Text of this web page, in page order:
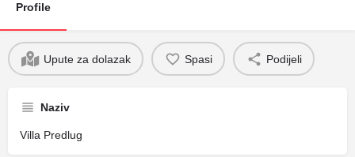
Profile
Upute za dolazak Spasi Podijeli
Naziv
Villa Predlug